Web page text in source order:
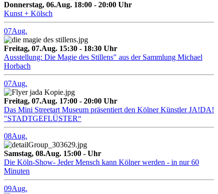
Donnerstag, 06.Aug. 18:00 - 20:00 Uhr
Kunst + Kölsch
07Aug.
Freitag, 07.Aug. 15:30 - 18:30 Uhr
Ausstellung: Die Magie des Stillens" aus der Sammlung Michael
Horbach
07Aug.
Freitag, 07.Aug. 17:00 - 20:00 Uhr
Das Mini Streetart Museum präsentiert den Kölner Künstler JA!DA!
"STADTGEFLÜSTER“
08Aug.
Samstag, 08.Aug. 15:00 - Uhr
Die Köln-Show- Jeder Mensch kann Kölner werden - in nur 60
Minuten
09Aug.